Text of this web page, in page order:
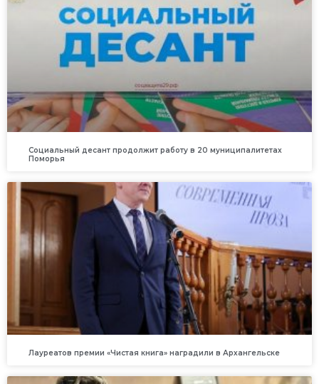
Социальный десант продолжит работу в 20 муниципалитетах
Поморья
Лауреатов премии «Чистая книга» наградили в Архангельске